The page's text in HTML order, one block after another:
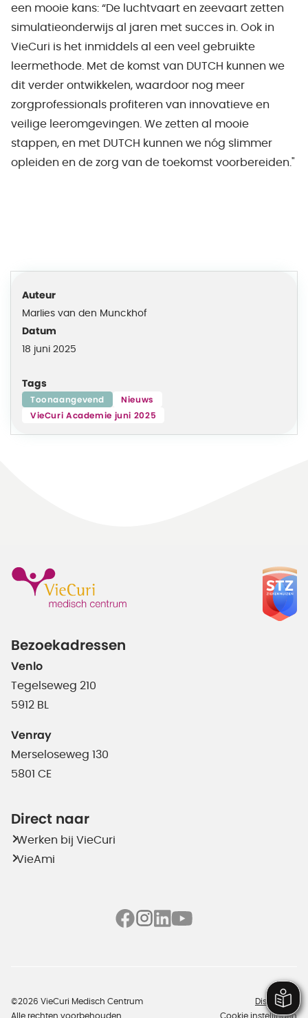
een mooie kans: “De luchtvaart en zeevaart zetten
simulatieonderwijs al jaren met succes in. Ook in
VieCuri is het inmiddels al een veel gebruikte
leermethode. Met de komst van DUTCH kunnen we
dit verder ontwikkelen, waardoor nog meer
zorgprofessionals profiteren van innovatieve en
veilige leeromgevingen. We zetten al mooie
stappen, en met DUTCH kunnen we nóg slimmer
opleiden en de zorg van de toekomst voorbereiden."
Auteur
Marlies van den Munckhof
Datum
18 juni 2025
Tags
Toonaangevend
Nieuws
VieCuri Academie juni 2025
Bezoekadressen
Venlo
Tegelseweg 210
5912 BL
Venray
Merseloseweg 130
5801 CE
Direct naar
Werken bij VieCuri
VieAmi
©2026 VieCuri Medisch Centrum
Alle rechten voorbehouden
Disclaimer
Cookie instellingen